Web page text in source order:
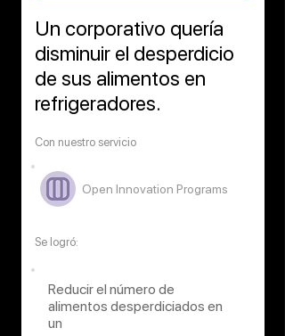
Un corporativo quería
disminuir el desperdicio
de sus alimentos en
refrigeradores.
Con nuestro servicio
Open Innovation Programs
Se logró:
Reducir el número de
alimentos desperdiciados en
un